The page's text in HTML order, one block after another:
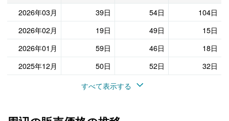
2026年03月
39日 54日
104日
2026年02月
19日 49日
15日
2026年01月
59日 46日
18日
2025年12月
50日 52日
32日
すべて表示する